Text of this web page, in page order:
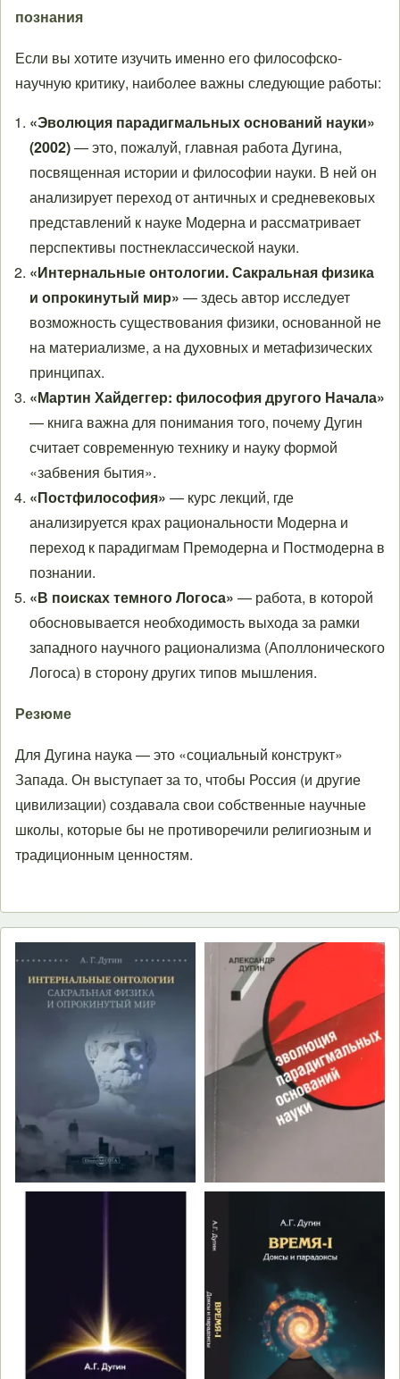
познания
Если вы хотите изучить именно его философско-
научную критику, наиболее важны следующие работы:
«Эволюция парадигмальных оснований науки»
(2002)— это, пожалуй, главная работа Дугина,
посвященная истории и философии науки. В ней он
анализирует переход от античных и средневековых
представлений к науке Модерна и рассматривает
перспективы постнеклассической науки.
«Интернальные онтологии. Сакральная физика
и опрокинутый мир» — здесь автор исследует
возможность существования физики, основанной не
на материализме, а на духовных и метафизических
принципах.
«Мартин Хайдеггер: философия другого Начала»
— книга важна для понимания того, почему Дугин
считает современную технику и науку формой
«забвения бытия».
«Постфилософия» — курс лекций, где
анализируется крах рациональности Модерна и
переход к парадигмам Премодерна и Постмодерна в
познании.
«В поисках темного Логоса» — работа, в которой
обосновывается необходимость выхода за рамки
западного научного рационализма (Аполлонического
Логоса) в сторону других типов мышления.
Резюме
Для Дугина наука — это «социальный конструкт»
Запада. Он выступает за то, чтобы Россия (и другие
цивилизации) создавала свои собственные научные
школы, которые бы не противоречили религиозным и
традиционным ценностям.